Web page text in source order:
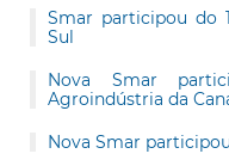
Smar participou do
Sul
Nova Smar
Agroindústria da
Nova Smar